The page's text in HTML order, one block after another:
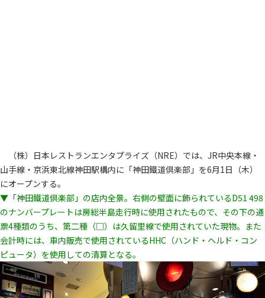
（株）日本レストランエンタプライズ（NRE）では、JR中央本線・
山手線・京浜東北線神田駅構内に「神田鐵道倶楽部」を6月1日（木）
にオープンする。
▼「神田鐵道倶楽部」の店内全景。右側の壁面に飾られているD51 498
のナンバープレートは房総半島走行時に使用されたもので、その下の通
票4種類のうち、第二種（□）は久留里線で使用されていた現物。また
会計時には、車内販売で使用されているHHC（ハンド・ヘルド・コン
ピュータ）を使用しての清算となる。